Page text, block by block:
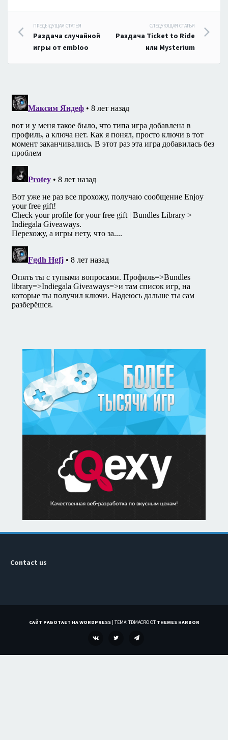
Навигация
по
записям
ПРЕДЫДУЩАЯ СТАТЬЯ
Раздача случайной
игры от embloo
СЛЕДУЮЩАЯ СТАТЬЯ
Раздача Ticket to Ride
или Mysterium
Contact us
САЙТ РАБОТАЕТ НА WORDPRESS ТЕМА: TDMACRO ОТ THEMES HARBOR
TWITTER